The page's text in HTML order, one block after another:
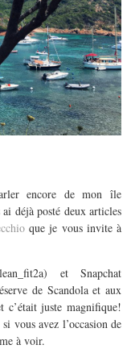
encore de mon île
déjà posté deux articles
que je vous invite à
et Snapchat
de Scandola et aux
c’était juste magnifique!
vous avez l’occasion de
à voir.